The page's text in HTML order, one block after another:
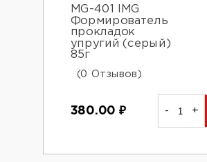
MG-401 IMG
Формирователь
прокладок
упругий (серый)
85г
(0 Отзывов)
380.00 ₽ - +